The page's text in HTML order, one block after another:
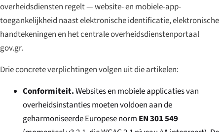
overheidsdiensten regelt — website- en mobiele-app-
toegankelijkheid naast elektronische identificatie, elektronische
handtekeningen en het centrale overheidsdienstenportaal
gov.gr.
Drie concrete verplichtingen volgen uit die artikelen:
Conformiteit.Websites en mobiele applicaties van
overheidsinstanties moeten voldoen aan de
geharmoniseerde Europese norm EN 301 549